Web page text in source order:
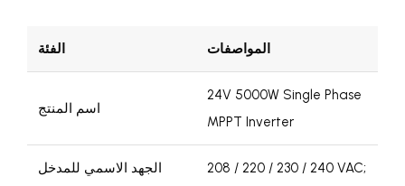
الفئة المواصفات
اسم المنتج
24V 5000W Single Phase
MPPT Inverter
الجهد الاسمي للمدخل
208 / 220 / 230 / 240 VAC;